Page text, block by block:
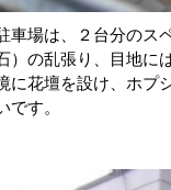
車場は、２台分のス
）の乱張り、目地に
に花壇を設け、ホプ
です。